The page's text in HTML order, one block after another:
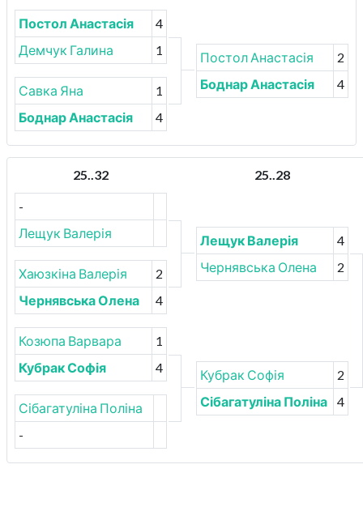
Постол Анастасія
4
Демчук Галина
1
Савка Яна
1
Боднар Анастасія
4
Постол Анастасія
2
Боднар Анастасія
4
25..32 25..28
-
Лещук Валерія
Хаюзкіна Валерія
2
Чернявська Олена
4
Козюпа Варвара
1
Кубрак Софія
4
Сібагатуліна Поліна
-
Лещук Валерія
4
Чернявська Олена
2
Кубрак Софія
2
Сібагатуліна Поліна
4